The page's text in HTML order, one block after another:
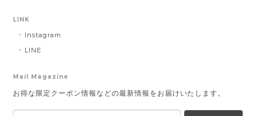
LINK
Instagram
LINE
Mail Magazine
お得な限定クーポン情報などの最新情報をお届けいたします。